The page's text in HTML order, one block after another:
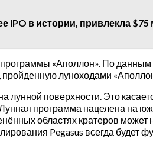
IPO в истории, привлекла
«Аполлон». По
луноходами
поверхности. Это
программа нацелена на
областях кратеров может
Pegasus всегда